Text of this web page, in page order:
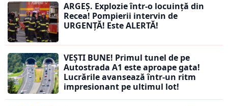
ARGEȘ. Explozie într-o locuință din
Recea! Pompierii intervin de
URGENȚĂ! Este ALERTĂ!
VEȘTI BUNE! Primul tunel de pe
Autostrada A1 este aproape gata!
Lucrările avansează într-un ritm
impresionant pe ultimul lot!